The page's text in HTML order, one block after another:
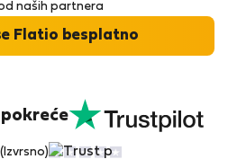
naših partnera
Flatio besplatno